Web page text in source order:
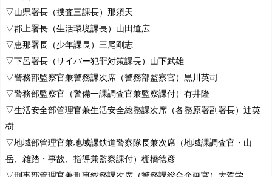
▽山県署長（捜査三課長）那須天
▽郡上署長（生活環境課長）山田道広
▽恵那署長（少年課長）三尾剛志
▽下呂署長（サイバー犯罪対策課長）山下武雄
▽警務部監察官兼警務課次席（警務部監察官）黒川英司
▽警務部監察官（警備一課調査官兼監察課付）有井隆
▽生活安全部管理官兼生活安全総務課次席（各務原署副署長）辻英
樹
▽地域部管理官兼地域課鉄道警察隊長兼次席（地域課調査官・山
岳、雑踏・事故、指導兼監察課付）棚橋徳彦
▽刑事部管理官兼刑事総務課次席（警務課総合企画官）大賀学